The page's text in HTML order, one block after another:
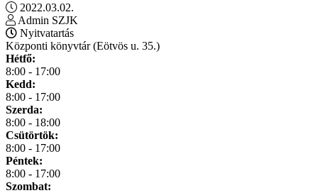
2022.03.02.
Admin SZJK
Nyitvatartás
Központi könyvtár (Eötvös u. 35.)
Hétfő:
8:00 - 17:00
Kedd:
8:00 - 17:00
Szerda:
8:00 - 18:00
Csütörtök:
8:00 - 17:00
Péntek:
8:00 - 17:00
Szombat: